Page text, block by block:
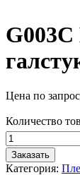
Цена по
Количество
Заказать
Категория: